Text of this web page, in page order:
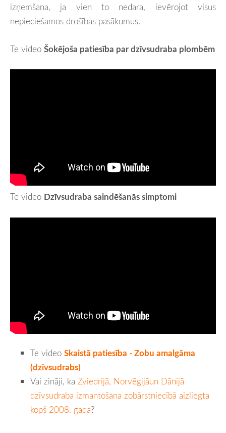
izņemšana, ja vien to nedara, ievērojot visus
nepieciešamos drošības pasākumus.
Te video Šokējoša patiesība par dzīvsudraba plombēm
Te video Dzīvsudraba saindēšanās simptomi
Te video Skaistā patiesība - Zobu amalgāma
(dzīvsudrabs)
Vai zināji, ka Zviedrijā, Norvēģijāun Dānijā
dzīvsudraba izmantošana zobārstniecībā aizliegta
kopš 2008. gada?